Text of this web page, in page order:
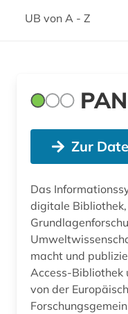
UB von A - Z
Zur
Das
digitale
macht und
Access-Bibliothek
von der